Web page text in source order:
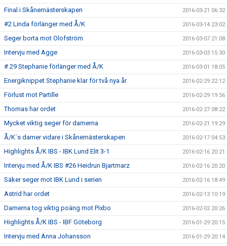
Final i Skånemästerskapen 2016-03-21 06:32
#2 Linda förlänger med Å/K 2016-03-14 23:02
Seger borta mot Olofström 2016-03-07 21:08
Intervju med Agge 2016-03-03 15:30
# 29 Stephanie förlänger med Å/K 2016-03-01 18:05
Energiknippet Stephanie klar för två nya år 2016-02-29 22:12
Förlust mot Partille 2016-02-29 19:56
Thomas har ordet 2016-02-27 08:22
Mycket viktig seger för damerna 2016-02-21 19:29
Å/K´s damer vidare i Skånemästerskapen 2016-02-17 04:53
Highlights Å/K IBS - IBK Lund Elit 3-1 2016-02-16 20:21
Intervju med Å/K IBS #26 Heidrun Bjartmarz 2016-02-16 20:20
Säker seger mot IBK Lund i serien 2016-02-16 18:49
Astrid har ordet 2016-02-13 10:19
Damerna tog viktig poäng mot Pixbo 2016-02-02 20:26
Highlights Å/K IBS - IBF Göteborg 2016-01-29 20:15
Intervju med Anna Johansson 2016-01-29 20:14